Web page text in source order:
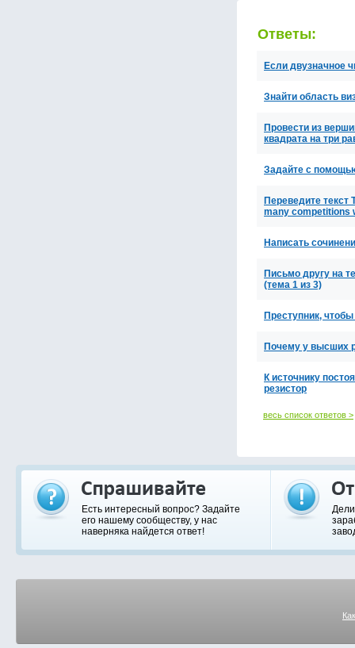
Ответы:
Если двузначное
Знайти область
Провести из
квадрата на три
Задайте с
Переведите
many competitions
Написать
Письмо другу на
(тема 1 из 3)
Преступник,
Почему у высших
К источнику
резистор
весь список ответов >
Есть интересный вопрос? Задайте
его нашему сообществу, у нас
наверняка найдется ответ!